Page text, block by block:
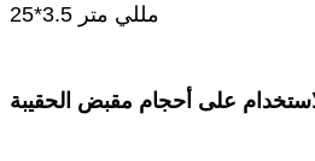
25*3.5 مللي متر